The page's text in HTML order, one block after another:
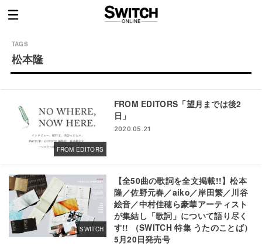
松本隆
FROM EDITORS
FROM EDITORS「望月までは後2
日」
2020.05.21
SWITCH
【全50曲の歌詞を全文掲載!!】松本
隆／佐野元春／aiko／岸田繁／川谷
絵音／中村佳穂ら豪華アーティスト
が集結し「歌詞」について語り尽く
す!! （SWITCH 特集 うたのことば）
5月20日発売号